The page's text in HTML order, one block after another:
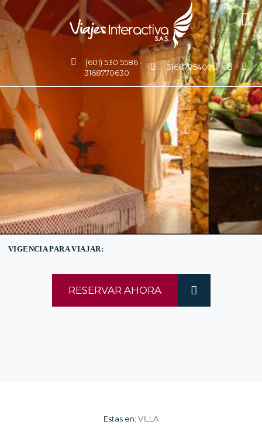
(601) 530 5586 -
3168770630
3168785400
Estas en: VILLA
VIGENCIA PARA VIAJAR:
RESERVAR AHORA